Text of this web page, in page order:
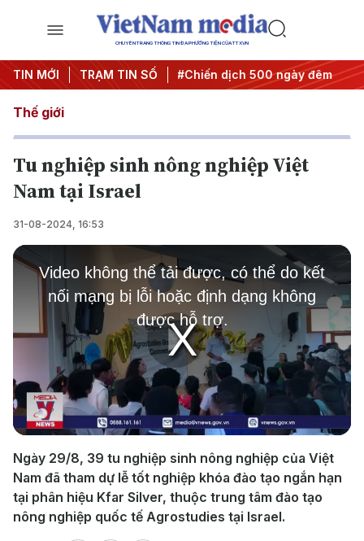
CHUYÊN TRANG THÔNG TIN ĐA PHƯƠNG TIỆN CỦA TTXVN
TIN MỚI TRẠM TIN SỐ
thành hành động #Chiến dịch 500 ngày đêm
Thế giới
Tu nghiệp sinh nông nghiệp Việt
Nam tại Israel
31-08-2024, 16:53
Play
Video
This
is
modal
window.
Video không thể tải được, có thể do kết
nối mạng bị lỗi hoặc định dạng không
được hỗ trợ.
Ngày 29/8, 39 tu nghiệp sinh nông nghiệp của Việt
Nam đã tham dự lễ tốt nghiệp khóa đào tạo ngắn hạn
tại phân hiệu Kfar Silver, thuộc trung tâm đào tạo
nông nghiệp quốc tế Agrostudies tại Israel.